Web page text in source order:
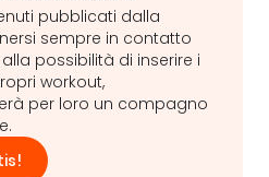
pubblicati dalla
sempre in contatto
possibilità di inserire i
workout,
per loro un compagno